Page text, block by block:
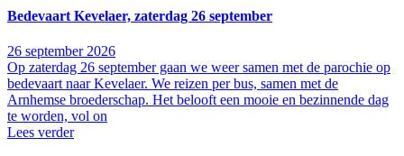
Bedevaart Kevelaer, zaterdag 26 september
26 september 2026
Op zaterdag 26 september gaan we weer samen met de parochie op
bedevaart naar Kevelaer. We reizen per bus, samen met de
Arnhemse broederschap. Het belooft een mooie en bezinnende dag
te worden, vol on
Lees verder